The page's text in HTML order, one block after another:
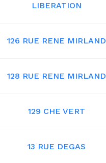
LIBERATION
126 RUE RENE MIRLAND
128 RUE RENE MIRLAND
129 CHE VERT
13 RUE DEGAS